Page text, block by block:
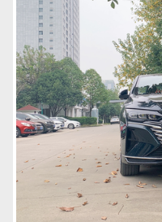
коллеги увидели и
соответствующий 2021
увидел фото машины
различишь. Шумоизоляция: Другая часть автолюбителей
отмечала слабость
благодаря улучшенной
посторонних звуков,
запуске или при оборотах
тихо, коллеги сравнивают
после вождения машины
значительной. Динамика: Согласен с другими владельцами, до
40 км/ч разгон вялый,
на газ. Но после 40 км/ч
легко идет на обгон,
устойчивая, на трассе